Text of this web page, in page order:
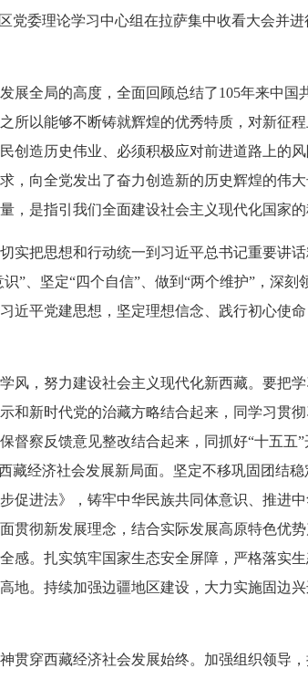
党委理论学习中心组在拉萨集中收看大会并
展全局的高度，全面回顾总结了105年来中国
所以能够不断铸就辉煌的优秀特质，对新征
创造历史伟业、必须积极应对前进道路上的
，向全党发出了奋力创造新的历史辉煌的伟
，是指引我们全面建设社会主义现代化国家的
实把思想和行动统一到习近平总书记重要讲
”、坚定“四个自信”、做到“两个维护”，深
近平党建思想，坚定理想信念、践行初心使
风，努力建设社会主义现代化新西藏。要把
和新时代党的治藏方略结合起来，同学习贯
督察反馈意见整改结合起来，同抓好“十五五
藏经济社会发展新局面。坚定不移巩固团结
促进法》，铸牢中华民族共同体意识、推进
贯彻新发展理念，结合实际发展高原特色优
感。扎实筑牢国家生态安全屏障，严格落实
地。持续加强边疆地区建设，大力实施固边
贯穿西藏经济社会发展始终。加强组织领导